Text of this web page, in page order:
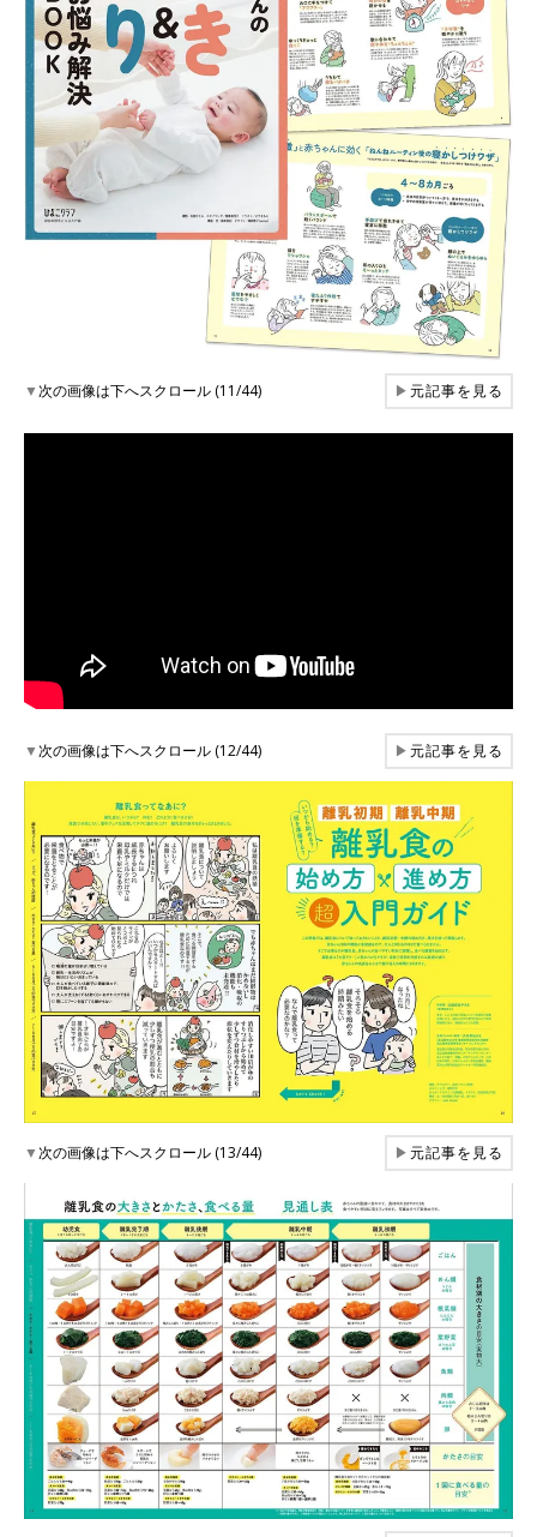
▼次の画像は下へスクロール (11/44) ▶元記事を見る
▼次の画像は下へスクロール (12/44) ▶元記事を見る
▼次の画像は下へスクロール (13/44) ▶元記事を見る